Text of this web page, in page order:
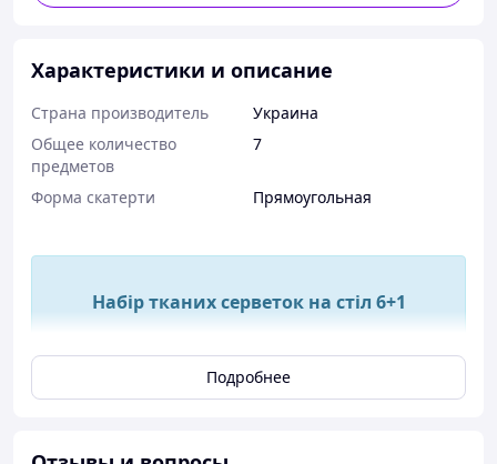
Характеристики и описание
Страна производитель
Украина
Общее количество
предметов
7
Форма скатерти Прямоугольная
Набір тканих серветок на стіл 6+1
Набір тканих серветок на стіл 6+1
Розмір: 71*33 см (6
Подробнее